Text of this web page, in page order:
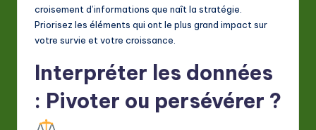
croisement d’informations que naît la stratégie.
Priorisez les éléments qui ont le plus grand impact sur
votre survie et votre croissance.
Interpréter les données
: Pivoter ou persévérer ?